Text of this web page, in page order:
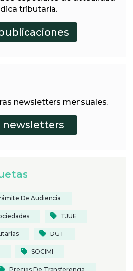
tributaria.
newsletters mensuales.
De Audiencia
TJUE
DGT
SOCIMI
Precios De Transferencia